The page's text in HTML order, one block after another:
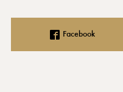
Facebook